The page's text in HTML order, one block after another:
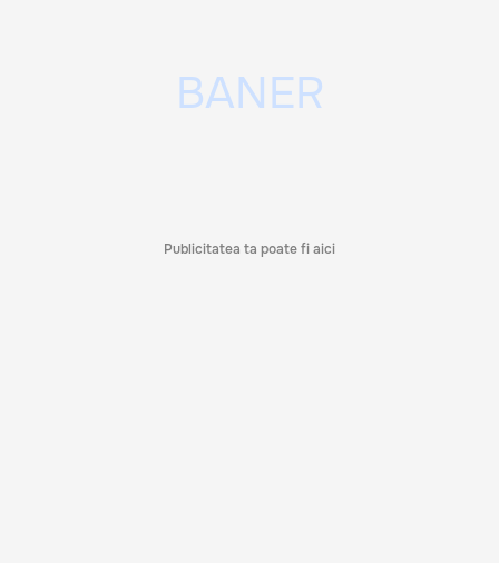
Publicitatea ta poate fi aici